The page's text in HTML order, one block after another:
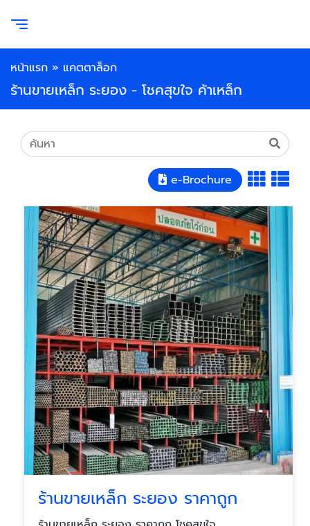
หน้าแรก » แคตตาล็อก
ร้านขายเหล็ก ระยอง - โชคสุขใจ ค้าเหล็ก
e-Brochure
ร้านขายเหล็ก ระยอง ราคาถูก